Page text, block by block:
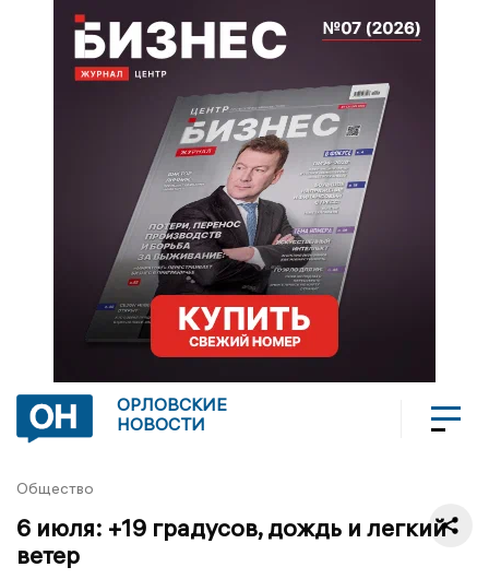
ОРЛОВСКИЕ
НОВОСТИ
Общество
6 июля: +19 градусов, дождь и легкий
ветер